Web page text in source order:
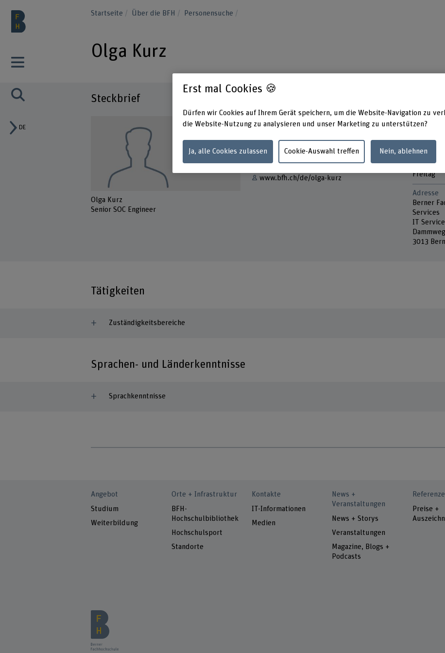
DE
Startseite Über die BFH Personensuche
Olga Kurz
Steckbrief
Olga Kurz
Senior SOC Engineer
Kontakt
+41 31 848 33 45
www.bfh.ch/de/olga-kurz
Mittwoch
Freitag
Adresse
Berner
Services
IT
3013 Bern
Tätigkeiten
Zuständigkeitsbereiche
Sprachen- und Länderkenntnisse
Sprachkenntnisse
Angebot
Studium
Weiterbildung
Orte + Infrastruktur
BFH-
Hochschulbibliothek
Hochschulsport
Standorte
Kontakte
IT-Informationen
Medien
News +
Veranstaltungen
News + Storys
Veranstaltungen
Magazine, Blogs +
Podcasts
Preise +
Erst mal Cookies 🍪
Dürfen wir Cookies auf Ihrem Gerät speichern, um die Website-Navigation zu
die Website-Nutzung zu analysieren und unser Marketing zu unterstützen?
Ja, alle Cookies zulassen Cookie-Auswahl treffen Nein, ablehnen